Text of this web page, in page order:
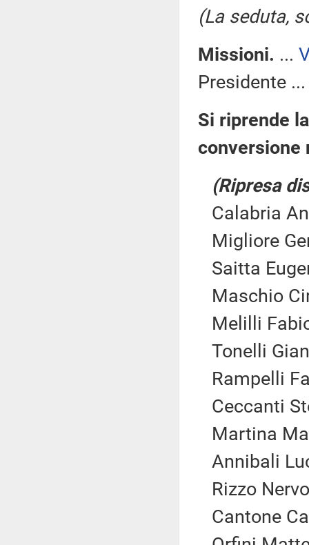
(La seduta,
Missioni. ...
Presidente
Si riprende
conversione
(Ripresa
Calabria
Migliore
Saitta
Maschio
Melilli
Tonelli
Rampelli
Ceccanti
Martina
Annibali
Rizzo
Cantone